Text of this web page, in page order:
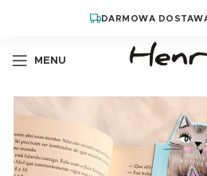
DARMOWA
MENU